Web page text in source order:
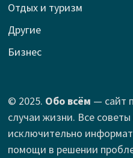
Отдых и туризм
Другие
Бизнес
© 2025. Обо всём — сайт
случаи жизни. Все
исключительно
помощи в решении